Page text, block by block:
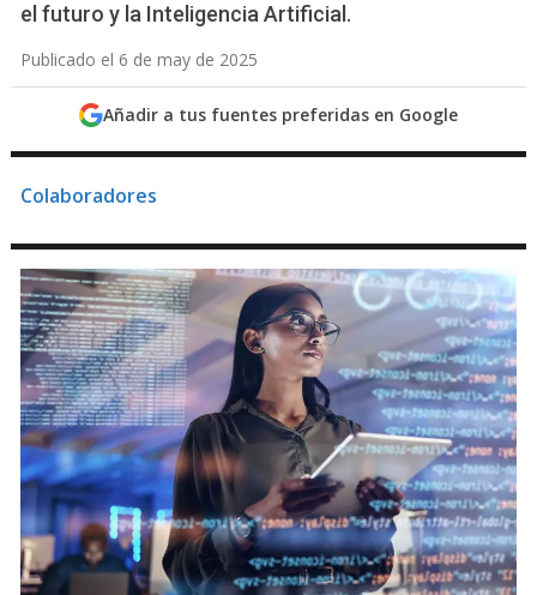
el futuro y la Inteligencia Artificial.
Publicado el 6 de may de 2025
Añadir a tus fuentes preferidas en Google
Colaboradores